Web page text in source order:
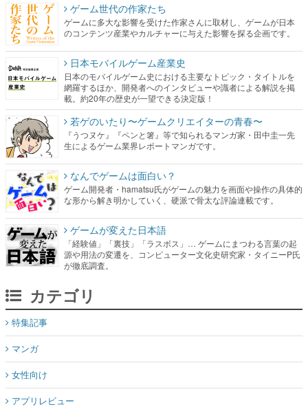
ゲーム世代の作家たち
ゲームに多大な影響を受けた作家さんに取材し、ゲームが日本
のコンテンツ産業やカルチャーに与えた影響を探る企画です。
日本モバイルゲーム産業史
日本のモバイルゲーム史における主要なトピック・タイトルを
網羅するほか、開発者へのインタビューや識者による解説を掲
載。約20年の歴史が一望できる決定版！
若ゲのいたり〜ゲームクリエイターの青春〜
『うつヌケ』『ペンと箸』等で知られるマンガ家・田中圭一先
生によるゲーム業界レポートマンガです。
なんでゲームは面白い？
ゲーム開発者・hamatsu氏がゲームの魅力を画面や操作の具体的
な形から解き明かしていく、硬派で骨太な評論連載です。
ゲームが変えた日本語
「経験値」「裏技」「ラスボス」… ゲームにまつわる言葉の起
源や用法の変遷を、コンピューター文化史研究家・タイニーP氏
が徹底調査。
カテゴリ
特集記事
マンガ
女性向け
アプリレビュー